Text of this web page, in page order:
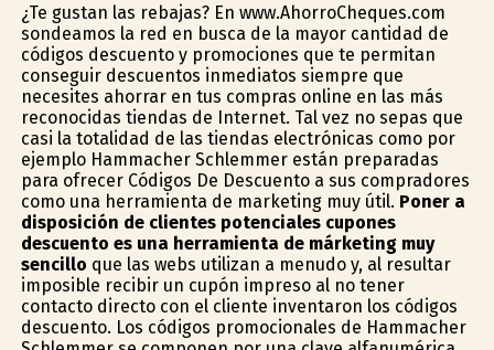
¿Te gustan las rebajas? En www.AhorroCheques.com
sondeamos la red en busca de la mayor cantidad de
códigos descuento y promociones que te permitan
conseguir descuentos inmediatos siempre que
necesites ahorrar en tus compras online en las más
reconocidas tiendas de Internet. Tal vez no sepas que
casi la totalidad de las tiendas electrónicas como por
ejemplo Hammacher Schlemmer están preparadas
para ofrecer Códigos De Descuento a sus compradores
como una herramienta de marketing muy útil. Poner a
disposición de clientes potenciales cupones
descuento es una herramienta de márketing muy
sencillo que las webs utilizan a menudo y, al resultar
imposible recibir un cupón impreso al no tener
contacto directo con el cliente inventaron los códigos
descuento. Los códigos promocionales de Hammacher